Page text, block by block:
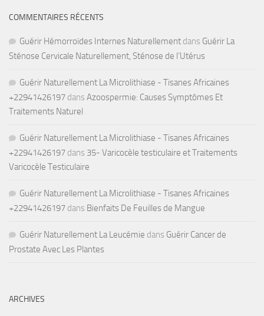
COMMENTAIRES RÉCENTS
Guérir Hémorroïdes Internes Naturellement dans Guérir La
Sténose Cervicale Naturellement, Sténose de l’Utérus
Guérir Naturellement La Microlithiase - Tisanes Africaines
+22941426197 dans Azoospermie: Causes Symptômes Et
Traitements Naturel
Guérir Naturellement La Microlithiase - Tisanes Africaines
+22941426197 dans 35- Varicocèle testiculaire et Traitements
Varicocèle Testiculaire
Guérir Naturellement La Microlithiase - Tisanes Africaines
+22941426197 dans Bienfaits De Feuilles de Mangue
Guérir Naturellement La Leucémie dans Guérir Cancer de
Prostate Avec Les Plantes
ARCHIVES